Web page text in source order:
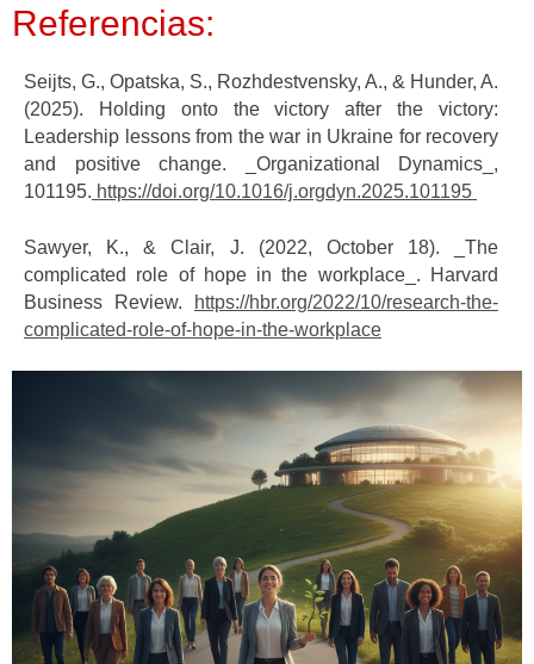
Referencias:
Seijts, G., Opatska, S., Rozhdestvensky, A., & Hunder, A.
(2025). Holding onto the victory after the victory:
Leadership lessons from the war in Ukraine for recovery
and positive change. _Organizational Dynamics_,
101195. https://doi.org/10.1016/j.orgdyn.2025.101195
Sawyer, K., & Clair, J. (2022, October 18). _The
complicated role of hope in the workplace_. Harvard
Business Review.
https://hbr.org/2022/10/research-the-
complicated-role-of-hope-in-the-workplace